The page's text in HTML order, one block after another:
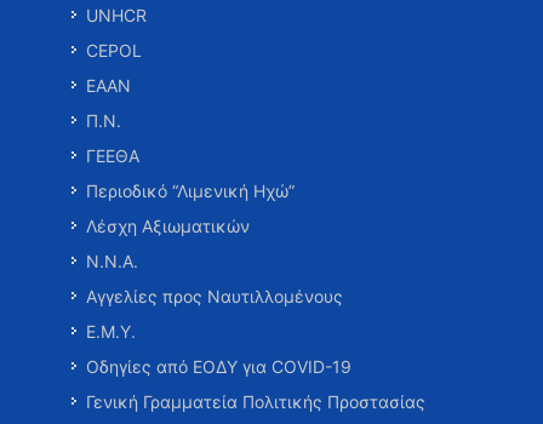
UNHCR
CEPOL
ΕΑΑΝ
Π.Ν.
ΓΕΕΘΑ
Περιοδικό “Λιμενική Ηχώ”
Λέσχη Αξιωματικών
Ν.Ν.Α.
Αγγελίες προς Ναυτιλλομένους
Ε.Μ.Υ.
Οδηγίες από ΕΟΔΥ για COVID-19
Γενική Γραμματεία Πολιτικής Προστασίας